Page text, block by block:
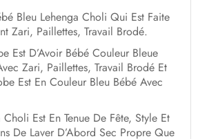
Bleu Lehenga Choli Qui Est Faite
Zari, Paillettes, Travail Brodé.
Est D’Avoir Bébé Couleur Bleue
Zari, Paillettes, Travail Brodé Et
Est En Couleur Bleu Bébé Avec
Est En Tenue De Fête, Style Et
De Laver D’Abord Sec Propre Que